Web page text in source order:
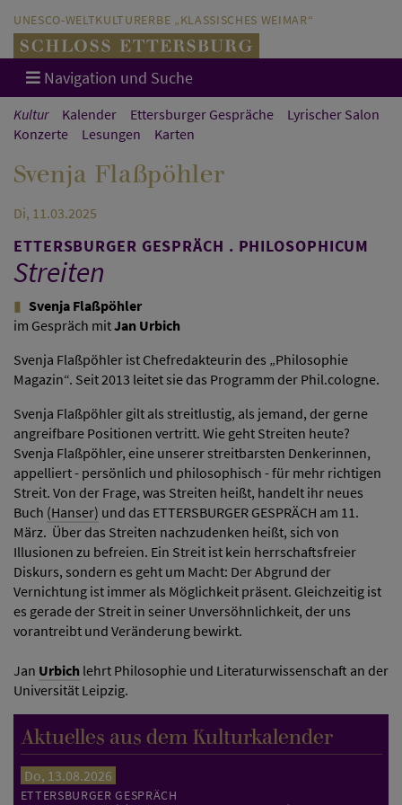
UNESCO-WELTKULTURERBE „KLASSISCHES WEIMAR“
Navigation und Suche
Kultur Kalender Ettersburger Gespräche
Lyrischer Salon
Konzerte
Lesungen Karten
Svenja Flaßpöhler
Di, 11.03.2025
ETTERSBURGER GESPRÄCH . PHILOSOPHICUM
Streiten
Svenja Flaßpöhler
im Gespräch mitJan Urbich
Svenja Flaßpöhler ist Chefredakteurin des „Philosophie
Magazin“. Seit 2013 leitet sie das Programm der Phil.cologne.
Svenja Flaßpöhler gilt als streitlustig, als jemand, der gerne
angreifbare Positionen vertritt. Wie geht Streiten heute?
Svenja Flaßpöhler, eine unserer streitbarsten Denkerinnen,
appelliert - persönlich und philosophisch - für mehr richtigen
Streit. Von der Frage, was Streiten heißt, handelt ihr neues
Buch (Hanser) und das ETTERSBURGER GESPRÄCH am 11.
März. Über das Streiten nachzudenken heißt, sich von
Illusionen zu befreien. Ein Streit ist kein herrschaftsfreier
Diskurs, sondern es geht um Macht: Der Abgrund der
Vernichtung ist immer als Möglichkeit präsent. Gleichzeitig ist
es gerade der Streit in seiner Unversöhnlichkeit, der uns
vorantreibt und Veränderung bewirkt.
Jan Urbich lehrt Philosophie und Literaturwissenschaft an der
Universität Leipzig.
Aktuelles aus dem Kulturkalender
Do, 13.08.2026
ETTERSBURGER GESPRÄCH